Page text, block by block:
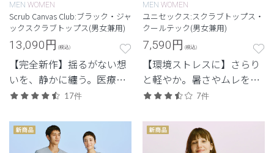
MEN WOMEN
Scrub Canvas Club:ブラック・ジャ
ックスクラブトップス(男女兼用)
13,090円 (税込)
【完全新作】揺るがない想
いを、静かに纏う。医療漫
画の不朽の名作とのコラボ
17件
MEN WOMEN
ユニセックス:スクラブトップス・
クールテック(男女兼用)
7,590円 (税込)
【環境ストレスに】さらり
と軽やか。暑さやムレを抑
え、快適さを重視した定
7件